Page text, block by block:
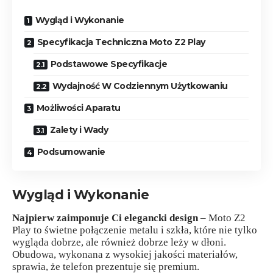
Wygląd i Wykonanie
Specyfikacja Techniczna Moto Z2 Play
Podstawowe Specyfikacje
Wydajność W Codziennym Użytkowaniu
Możliwości Aparatu
Zalety i Wady
Podsumowanie
Wygląd i Wykonanie
Najpierw zaimponuje Ci elegancki design – Moto Z2
Play to świetne połączenie metalu i szkła, które nie tylko
wygląda dobrze, ale również dobrze leży w dłoni.
Obudowa, wykonana z wysokiej jakości materiałów,
sprawia, że telefon prezentuje się premium.